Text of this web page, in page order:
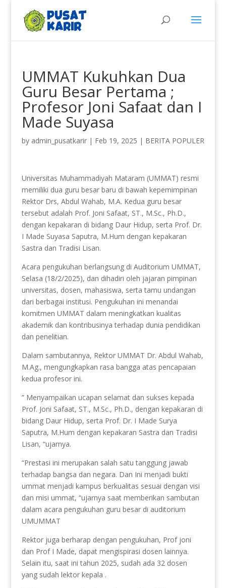
UMMAT Kukuhkan Dua
Guru Besar Pertama ;
Profesor Joni Safaat dan I
Made Suyasa
by admin_pusatkarir| Feb 19, 2025 | BERITA POPULER
Universitas Muhammadiyah Mataram (UMMAT) resmi
memiliki dua guru besar baru di bawah kepemimpinan
Rektor Drs, Abdul Wahab, M.A. Kedua guru besar
tersebut adalah Prof. Joni Safaat, ST., M.Sc., Ph.D.,
dengan kepakaran di bidang Daur Hidup, serta Prof. Dr.
I Made Suyasa Saputra, M.Hum dengan kepakaran
Sastra dan Tradisi Lisan.
Acara pengukuhan berlangsung di Auditorium UMMAT,
Selasa (18/2/2025), dan dihadiri oleh jajaran pimpinan
universitas, dosen, mahasiswa, serta tamu undangan
dari berbagai institusi. Pengukuhan ini menandai
komitmen UMMAT dalam meningkatkan kualitas
akademik dan kontribusinya terhadap dunia pendidikan
dan penelitian.
Dalam sambutannya, Rektor UMMAT Dr. Abdul Wahab,
M.Ag., mengungkapkan rasa bangga atas pencapaian
kedua profesor ini.
” Menyampaikan ucapan selamat dan sukses kepada
Prof. Joni Safaat, ST., M.Sc., Ph.D., dengan kepakaran di
bidang Daur Hidup, serta Prof. Dr. I Made Surya
Saputra, M.Hum dengan kepakaran Sastra dan Tradisi
Lisan, “ujarnya.
“Prestasi ini merupakan salah satu tanggung jawab
terhadap bangsa dan negara. Dan Ini menjadi bukti
ummat menjadi kampus berkualitas sesuai dengan visi
dan misi ummat, “ujarnya saat memberikan sambutan
dalam acara pengukuhan guru besar di auditorium
UMUMMAT
Rektor juga berharap dengan pengukuhan, Prof joni
dan Prof I Made, dapat mengispirasi dosen lainnya.
Selain itu, saat ini tahun 2025, sudah ada 32 dosen
yang sudah lektor kepala .